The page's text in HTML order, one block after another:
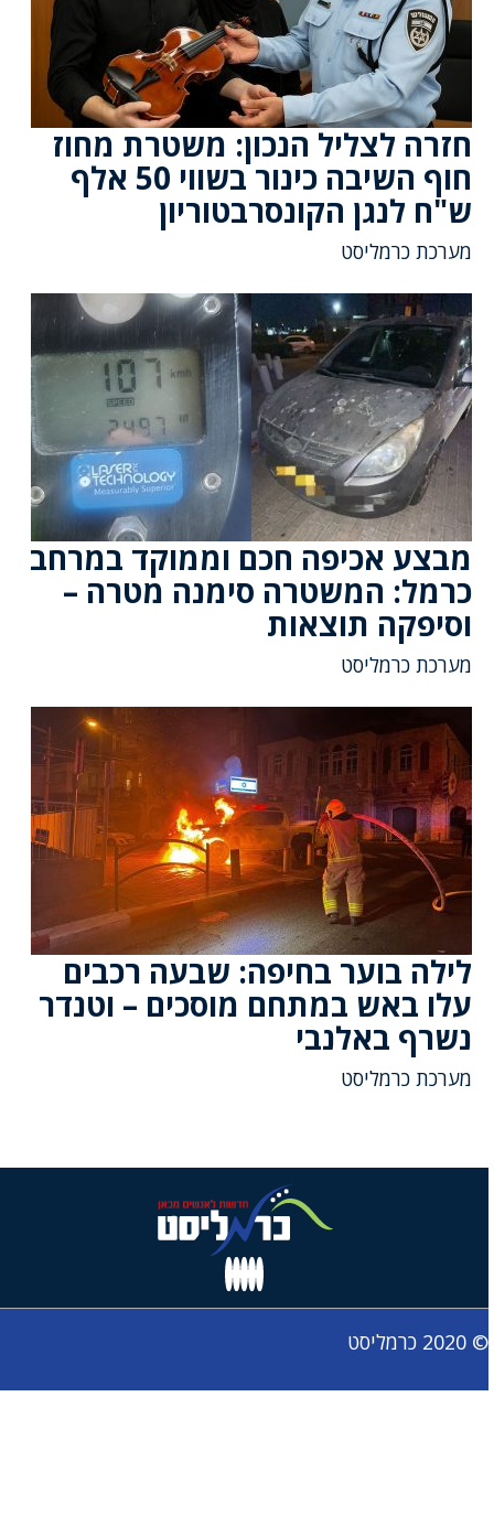
חזרה לצליל הנכון: משטרת מחוז
חוף השיבה כינור בשווי 50 אלף
ש"ח לנגן הקונסרבטוריון
מערכת כרמליסט
מבצע אכיפה חכם וממוקד במרחב
כרמל: המשטרה סימנה מטרה –
וסיפקה תוצאות
מערכת כרמליסט
לילה בוער בחיפה: שבעה רכבים
עלו באש במתחם מוסכים – וטנדר
נשרף באלנבי
מערכת כרמליסט
© 2020 כרמליסט